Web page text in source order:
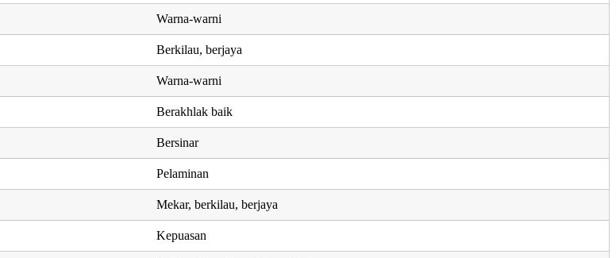
Warna-warni
Berkilau, berjaya
Warna-warni
Berakhlak baik
Bersinar
Pelaminan
Mekar, berkilau, berjaya
Kepuasan